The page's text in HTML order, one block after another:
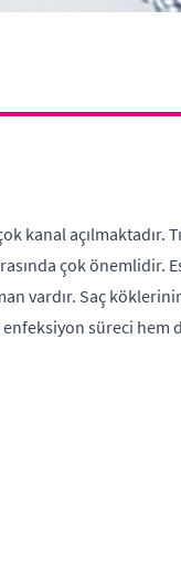
açılmaktadır.
çok önemlidir.
vardır. Saç
enfeksiyon süreci hem